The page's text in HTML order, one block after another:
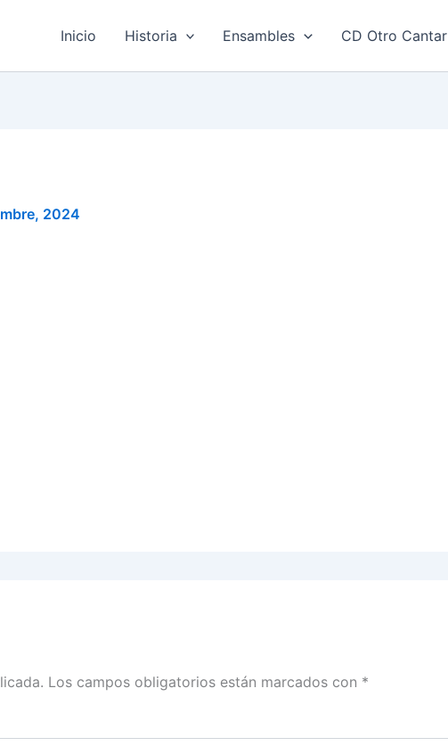
Inicio Historia Ensambles CD Otro Cantar
2024
Los campos obligatorios están marcados con *